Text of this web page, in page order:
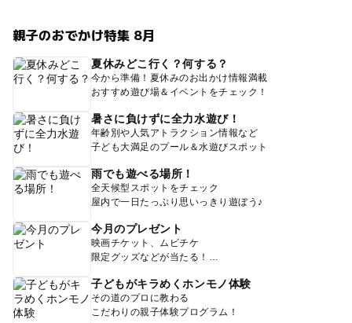
親子のおでかけ特集 8月
夏休みどこ行く？何する？
今から準備！夏休みのお出かけ情報満載
おすすめ遊び場＆イベントをチェック！
暑さに負けずに全力水遊び！
年齢別や人気アトラクション情報など
子ども大満足のプール＆水遊びスポット
雨でも遊べる場所！
全天候型スポットをチェック
屋内で一日たっぷり思いっきり遊ぼう♪
今月のプレゼント
映画チケット、ムビチケ
限定グッズなどが当たる！
子どもがキラめくホンモノ体験
その道のプロに教わる
こだわりの親子体験プログラム！